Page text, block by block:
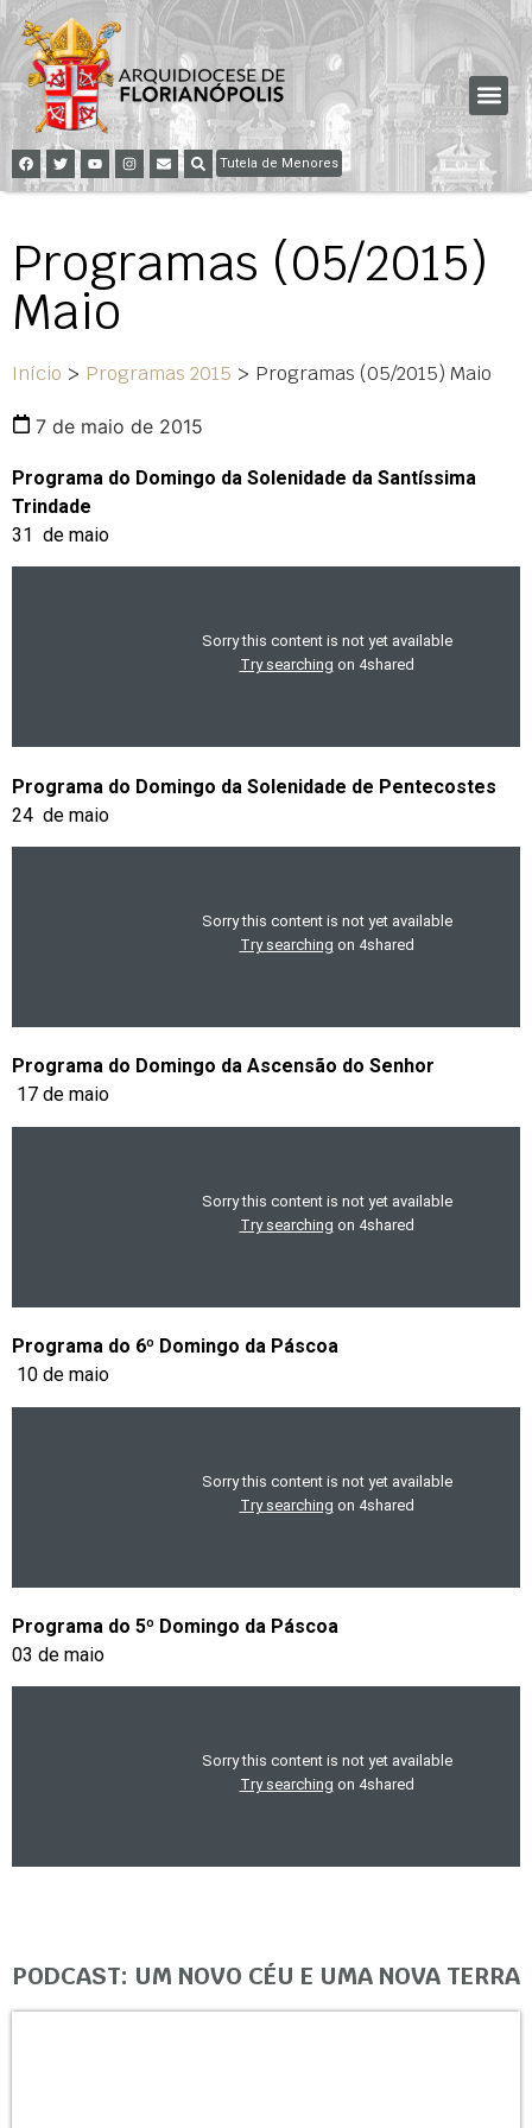
Tutela de Menores
Programas (05/2015)
Maio
Início > Programas 2015 > Programas (05/2015) Maio
7 de maio de 2015
Programa do Domingo da Solenidade da Santíssima
Trindade
31 de maio
Programa do Domingo da Solenidade de Pentecostes
24 de maio
Programa do Domingo da Ascensão do Senhor
17 de maio
Programa do 6º Domingo da Páscoa
10 de maio
Programa do 5º Domingo da Páscoa
03 de maio
PODCAST: UM NOVO CÉU E UMA NOVA TERRA